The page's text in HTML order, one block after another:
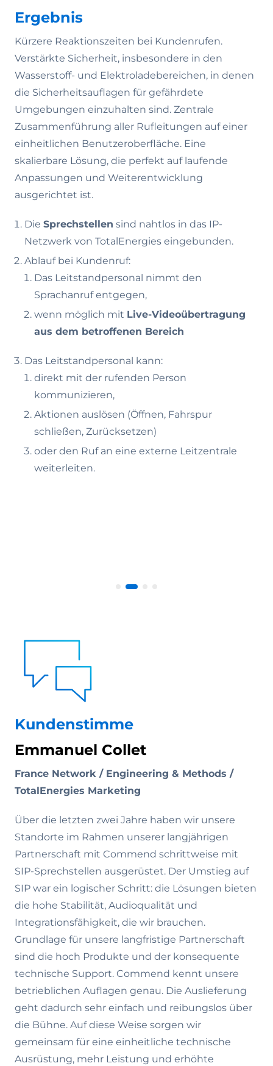
Ergebnis
Kürzere Reaktionszeiten bei Kundenrufen.
Verstärkte Sicherheit, insbesondere in den
Wasserstoff- und Elektroladebereichen, in denen
die Sicherheitsauflagen für gefährdete
Umgebungen einzuhalten sind. Zentrale
Zusammenführung aller Rufleitungen auf einer
einheitlichen Benutzeroberfläche. Eine
skalierbare Lösung, die perfekt auf laufende
Anpassungen und Weiterentwicklung
ausgerichtet ist.
Die Sprechstellen sind nahtlos in das IP-
Netzwerk von TotalEnergies eingebunden.
Ablauf bei Kundenruf:
Das Leitstandpersonal nimmt den
Sprachanruf entgegen,
wenn möglich mit Live-Videoübertragung
aus dem betroffenen Bereich
Das Leitstandpersonal kann:
direkt mit der rufenden Person
kommunizieren,
Aktionen auslösen (Öffnen, Fahrspur
schließen, Zurücksetzen)
oder den Ruf an eine externe Leitzentrale
weiterleiten.
Kundenstimme
Emmanuel Collet
France Network / Engineering & Methods /
TotalEnergies Marketing
Über die letzten zwei Jahre haben wir unsere
Standorte im Rahmen unserer langjährigen
Partnerschaft mit Commend schrittweise mit
SIP-Sprechstellen ausgerüstet. Der Umstieg auf
SIP war ein logischer Schritt: die Lösungen bieten
die hohe Stabilität, Audioqualität und
Integrationsfähigkeit, die wir brauchen.
Grundlage für unsere langfristige Partnerschaft
sind die hoch Produkte und der konsequente
technische Support. Commend kennt unsere
betrieblichen Auflagen genau. Die Auslieferung
geht dadurch sehr einfach und reibungslos über
die Bühne. Auf diese Weise sorgen wir
gemeinsam für eine einheitliche technische
Ausrüstung, mehr Leistung und erhöhte